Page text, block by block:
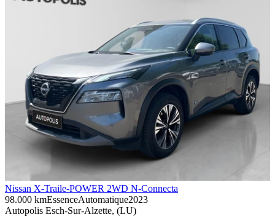
Nissan X-Traile-POWER 2WD N-Connecta
98.000 kmEssenceAutomatique2023
Autopolis Esch-Sur-Alzette, (LU)